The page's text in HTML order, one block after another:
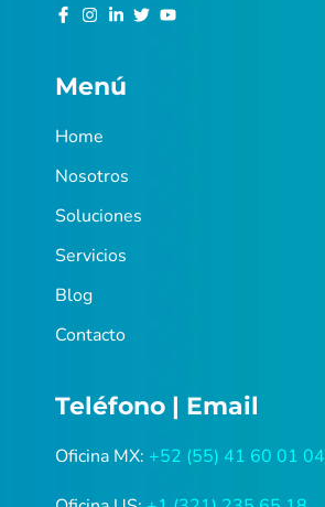
Menú
Home
Nosotros
Soluciones
Servicios
Blog
Contacto
Teléfono | Email
Oficina MX: +52 (55) 41 60 01 04